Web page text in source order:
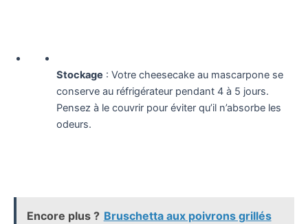
Stockage : Votre cheesecake au mascarpone se
conserve au réfrigérateur pendant 4 à 5 jours.
Pensez à le couvrir pour éviter qu’il n’absorbe les
odeurs.
Encore plus ? Bruschetta aux poivrons grillés